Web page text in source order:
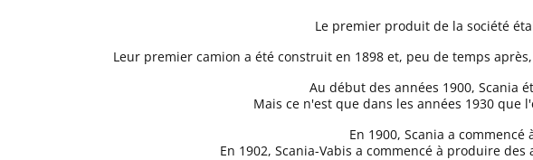
Le premier produit de la société
Leur premier camion a été construit en 1898 et, peu de temps
Au début des années 1900, Scania
Mais ce n'est que dans les années 1930
En 1900, Scania a
En 1902, Scania-Vabis a commencé à produire